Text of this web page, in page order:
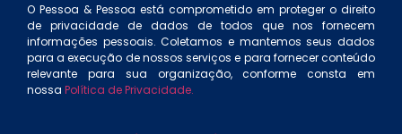
O Pessoa & Pessoa está comprometido em proteger o direito
de privacidade de dados de todos que nos fornecem
informações pessoais. Coletamos e mantemos seus dados
para a execução de nossos serviços e para fornecer conteúdo
relevante para sua organização, conforme consta em
nossa Política de Privacidade.